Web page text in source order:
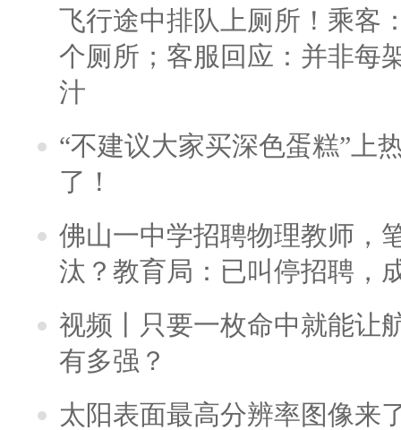
飞行途中排队上厕所！乘客
个厕所；客服回应：并非每
汁
“不建议大家买深色蛋糕”上
了！
佛山一中学招聘物理教师，
汰？教育局：已叫停招聘，
视频丨只要一枚命中就能让
有多强？
太阳表面最高分辨率图像来